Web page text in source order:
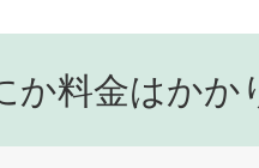
か料金はかか